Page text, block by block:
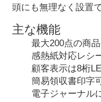
頭にも無理なく設置
主な機能
最大200点の商
感熱紙対応レシ
顧客表示は8桁
簡易領収書印字
電子ジャーナル